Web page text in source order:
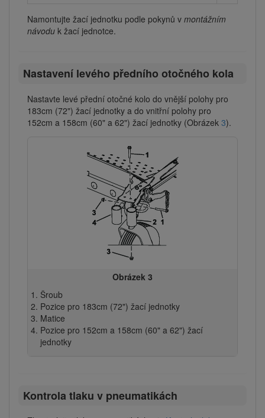
Namontujte žací jednotku podle pokynů v montážním
návodu k žací jednotce.
Nastavení levého předního otočného kola
Nastavte levé přední otočné kolo do vnější polohy pro
183cm (72") žací jednotky a do vnitřní polohy pro
152cm a 158cm (60" a 62") žací jednotky (Obrázek 3).
Obrázek 3
Šroub
Pozice pro 183cm (72") žací jednotky
Matice
Pozice pro 152cm a 158cm (60" a 62") žací
jednotky
Kontrola tlaku v pneumatikách